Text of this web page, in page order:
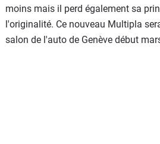
moins mais il perd également sa
l'originalité. Ce nouveau Multipla
salon de l'auto de Genève début